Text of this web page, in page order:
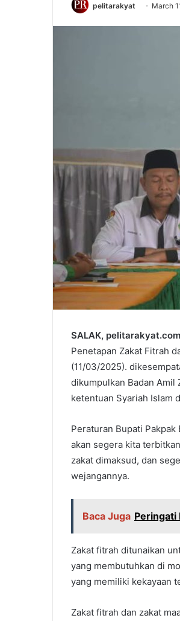
pelitarakyat March
SALAK,
Penetapan Zakat Fitrah
(11/03/2025).
dikumpulkan Badan Amil
ketentuan Syariah Islam
Peraturan Bupati
akan segera kita
zakat dimaksud, dan
wejangannya.
Baca Juga Peringati
Zakat fitrah ditunaikan
yang membutuhkan di
yang memiliki kekayaan
Zakat fitrah dan zakat